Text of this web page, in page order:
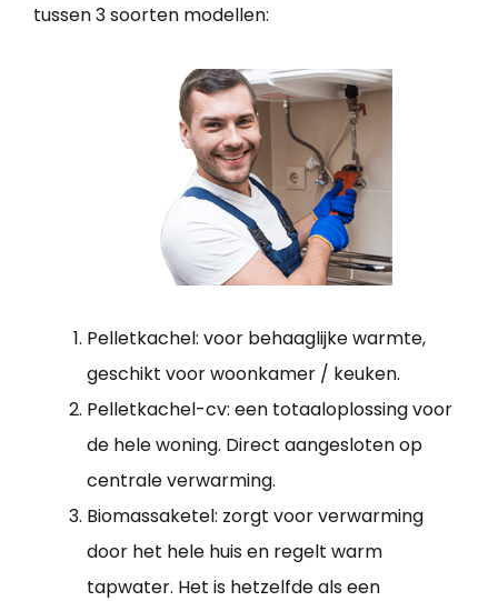
tussen 3 soorten modellen:
Pelletkachel: voor behaaglijke warmte,
geschikt voor woonkamer / keuken.
Pelletkachel-cv: een totaaloplossing voor
de hele woning. Direct aangesloten op
centrale verwarming.
Biomassaketel: zorgt voor verwarming
door het hele huis en regelt warm
tapwater. Het is hetzelfde als een